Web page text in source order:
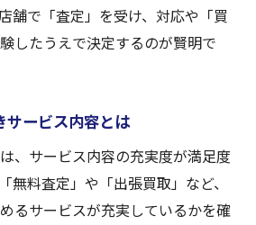
舗で「査定」を受け、対応や「買
したうえで決定するのが賢明で
サービス内容とは
、サービス内容の充実度が満足度
無料査定」や「出張買取」など、
るサービスが充実しているかを確